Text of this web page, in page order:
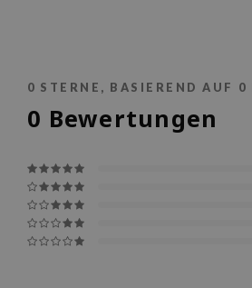
0 STERNE, BASIEREND AUF 0
0 Bewertungen